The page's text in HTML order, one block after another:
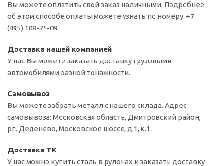
Вы можете оплатить свой заказ наличными. Подробнее
об этом способе оплаты можете узнать по номеру: +7
(495) 108-75-09.
Доставка нашей компанией
У нас Вы можете заказать доставку грузовыми
автомобилями разной тонажности.
Самовывоз
Вы можете забрать металл с нашего склада. Адрес
самовывоза: Московская область, Дмитровский район,
рп. Деденево, Московское шоссе, д.1, к.1.
Доставка ТК
У нас можно купить сталь в рулонах и заказать доставку